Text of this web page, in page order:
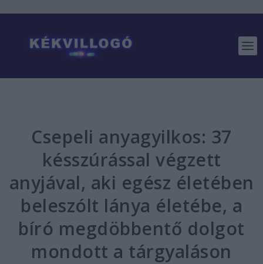
Csepeli anyagyilkos: 37
késszúrással végzett
anyjával, aki egész életében
beleszólt lánya életébe, a
bíró megdöbbentő dolgot
mondott a tárgyaláson